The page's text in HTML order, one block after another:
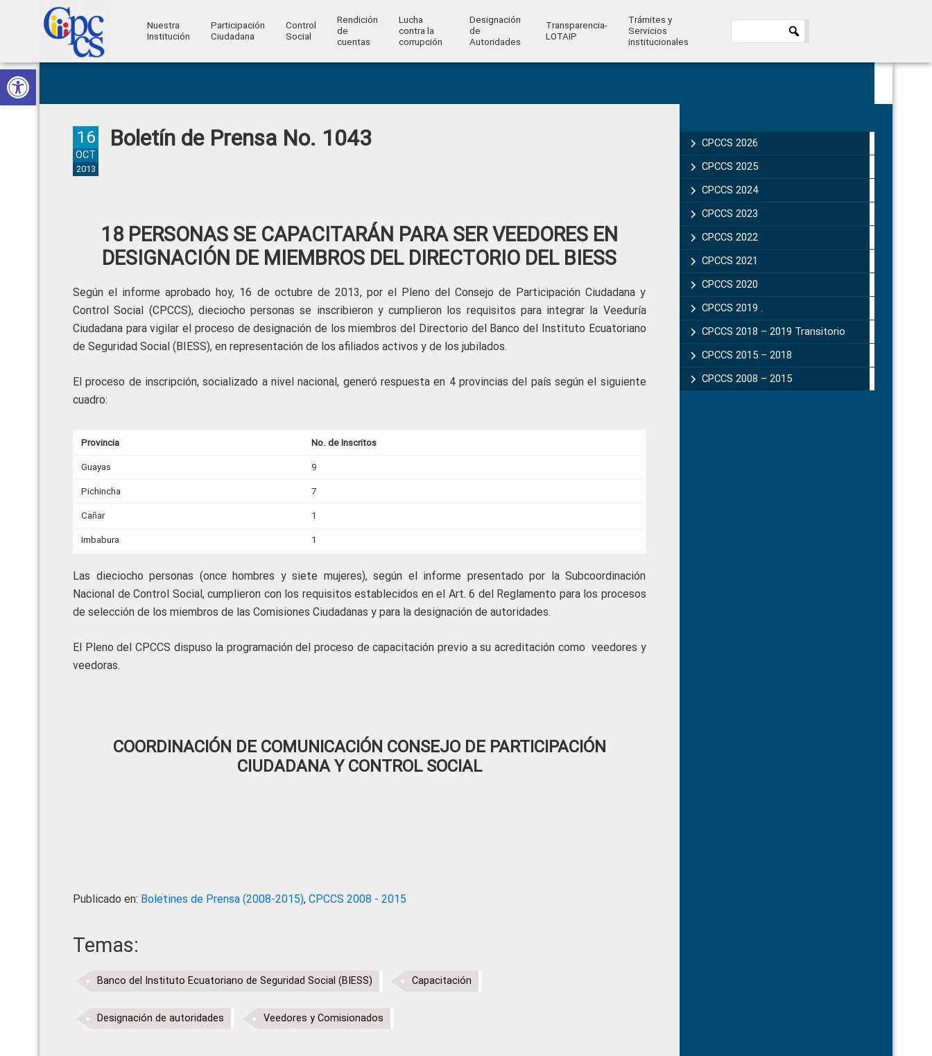
Abrir barra de herramientas
Skip
to
primary
Skip
to
main
Skip
to
primary
Skip
to
footer
Ciudadana
Control
Ciudadano
Nuestra
Institución
Participación
Ciudadana
Control
Social
Rendición
de
cuentas
Lucha
contra la
corrupción
Designación
de
Autoridades
Transparencia-
LOTAIP
Trámites y
Servicios
institucionales
Boletín de Prensa No. 1043
16
OCT
2013
18 PERSONAS SE CAPACITARÁN PARA SER VEEDORES EN
DESIGNACIÓN DE MIEMBROS DEL DIRECTORIO DEL BIESS
Según el informe aprobado hoy, 16 de octubre de 2013, por el Pleno del Consejo de Participación Ciudadana y
Control Social (CPCCS), dieciocho personas se inscribieron y cumplieron los requisitos para integrar la Veeduría
Ciudadana para vigilar el proceso de designación de los miembros del Directorio del Banco del Instituto Ecuatoriano
de Seguridad Social (BIESS), en representación de los afiliados activos y de los jubilados.
El proceso de inscripción, socializado a nivel nacional, generó respuesta en 4 provincias del país según el siguiente
cuadro:
Provincia No. de Inscritos
Guayas 9
Pichincha 7
Cañar 1
Imbabura 1
Las dieciocho personas (once hombres y siete mujeres), según el informe presentado por la Subcoordinación
Nacional de Control Social, cumplieron con los requisitos establecidos en el Art. 6 del Reglamento para los procesos
de selección de los miembros de las Comisiones Ciudadanas y para la designación de autoridades.
El Pleno del CPCCS dispuso la programación del proceso de capacitación previo a su acreditación como veedores y
veedoras.
COORDINACIÓN DE COMUNICACIÓN CONSEJO DE PARTICIPACIÓN
CIUDADANA Y CONTROL SOCIAL
Publicado en: Boletines de Prensa (2008-2015), CPCCS 2008 - 2015
Temas:
Banco del Instituto Ecuatoriano de Seguridad Social (BIESS) Capacitación
Designación de autoridades Veedores y Comisionados
Sidebar
CPCCS 2026
CPCCS 2025
CPCCS 2024
CPCCS 2023
CPCCS 2022
CPCCS 2021
CPCCS 2020
CPCCS 2019 .
CPCCS 2018 – 2019 Transitorio
CPCCS 2015 – 2018
CPCCS 2008 – 2015